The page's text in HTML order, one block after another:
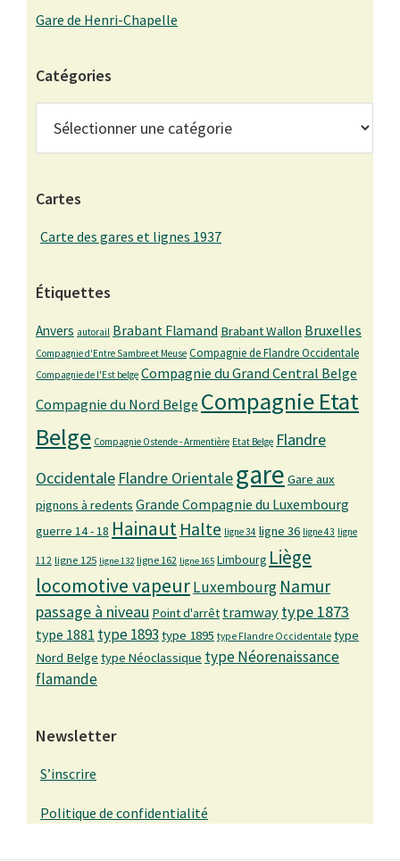
Gare de Henri-Chapelle
Catégories
Cartes
Carte des gares et lignes 1937
Étiquettes
Anvers autorail Brabant Flamand Brabant Wallon Bruxelles
Compagnie d'Entre Sambre et Meuse Compagnie de Flandre Occidentale
Compagnie de l'Est belge Compagnie du Grand Central Belge
Compagnie du Nord Belge Compagnie Etat
Belge Compagnie Ostende - Armentière Etat Belge Flandre
Occidentale Flandre Orientalegare Gare aux
pignons à redents Grande Compagnie du Luxembourg
guerre 14 - 18 Hainaut Halte ligne 34 ligne 36 ligne 43 ligne
112 ligne 125 ligne 132 ligne 162 ligne 165 Limbourg Liège
locomotive vapeurLuxembourg Namur
passage à niveau Point d'arrêt tramway type 1873
type 1881 type 1893 type 1895 type Flandre Occidentale type
Nord Belge type Néoclassique type Néorenaissance
flamande
Newsletter
S’inscrire
Politique de confidentialité